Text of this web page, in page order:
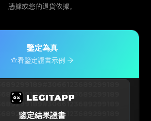
憑據或您的退貨依據。
鑒定為真
查看鑒定證書示例
#3066123689299189
#3066123689299189
#3066123689299189
鑒定結果證書